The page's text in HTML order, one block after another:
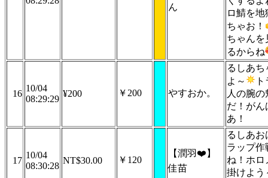
ん
ロ鯖を
ちゃお！
ちゃんを
るからね
16
10/04
08:29:29
¥200 ￥200 やすおか。
るしあち
よ～
人の腕の
だ！がん
あ！
17
10/04
08:30:28
NT$30.00 ￥120
【潤羽❤️】
佳苗
るしあお
ラップ作
ね！ホロ
掛けよう